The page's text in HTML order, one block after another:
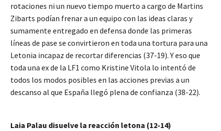
rotaciones ni un nuevo tiempo muerto a cargo de Martins
Zibarts podían frenar a un equipo con las ideas claras y
sumamente entregado en defensa donde las primeras
líneas de pase se convirtieron en toda una tortura para una
Letonia incapaz de recortar diferencias (37-19). Y eso que
toda una ex de la LF1 como Kristine Vitola lo intentó de
todos los modos posibles en las acciones previas a un
descanso al que España llegó plena de confianza (38-22).
Laia Palau disuelve la reacción letona (12-14)